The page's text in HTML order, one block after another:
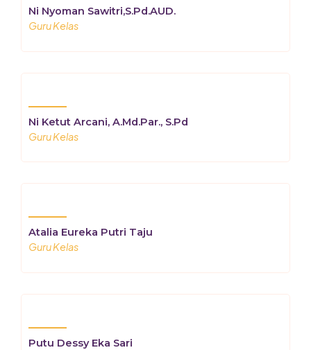
Ni Nyoman Sawitri,S.Pd.AUD.
Guru Kelas
Ni Ketut Arcani, A.Md.Par., S.Pd
Guru Kelas
Atalia Eureka Putri Taju
Guru Kelas
Putu Dessy Eka Sari